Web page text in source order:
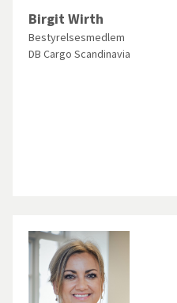
Birgit Wirth
Bestyrelsesmedlem
DB Cargo Scandinavia